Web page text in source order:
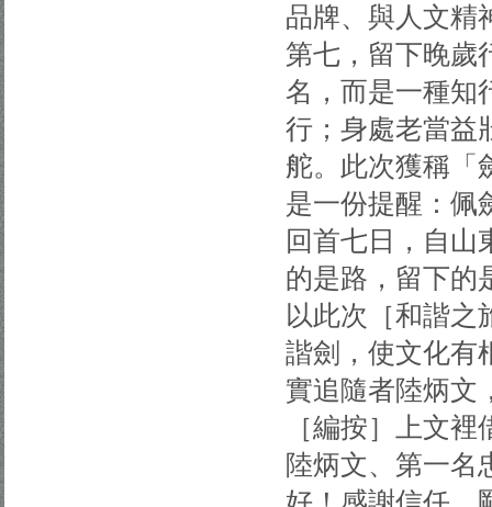
品牌、與人文精
第七，留下晚歲
名，而是一種知
行；身處老當益
舵。此次獲稱「
是一份提醒：佩
回首七日，自山
的是路，留下的
以此次［和諧之
諧劍，使文化有
實追隨者陸炳文
［編按］上文
陸炳文、第一名